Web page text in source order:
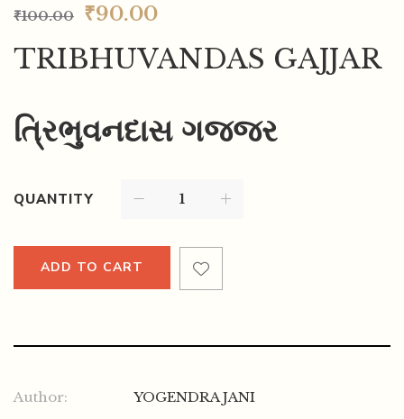
₹100.00 ₹90.00
TRIBHUVANDAS GAJJAR
ત્રિભુવનદાસ ગજ્જર
QUANTITY
ADD TO CART
Author: YOGENDRA JANI